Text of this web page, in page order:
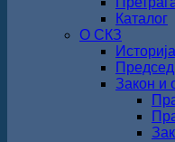
Каталог
О СКЗ
Закон и